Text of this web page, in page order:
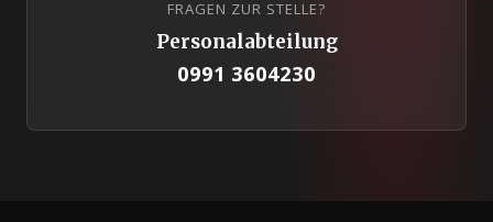
FRAGEN ZUR STELLE?
Personalabteilung
0991 3604230